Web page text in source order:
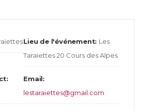
Lieu de l'événement: Les
Taraïettes 20 Cours des Alpes
Email:
lestaraiettes@gmail.com